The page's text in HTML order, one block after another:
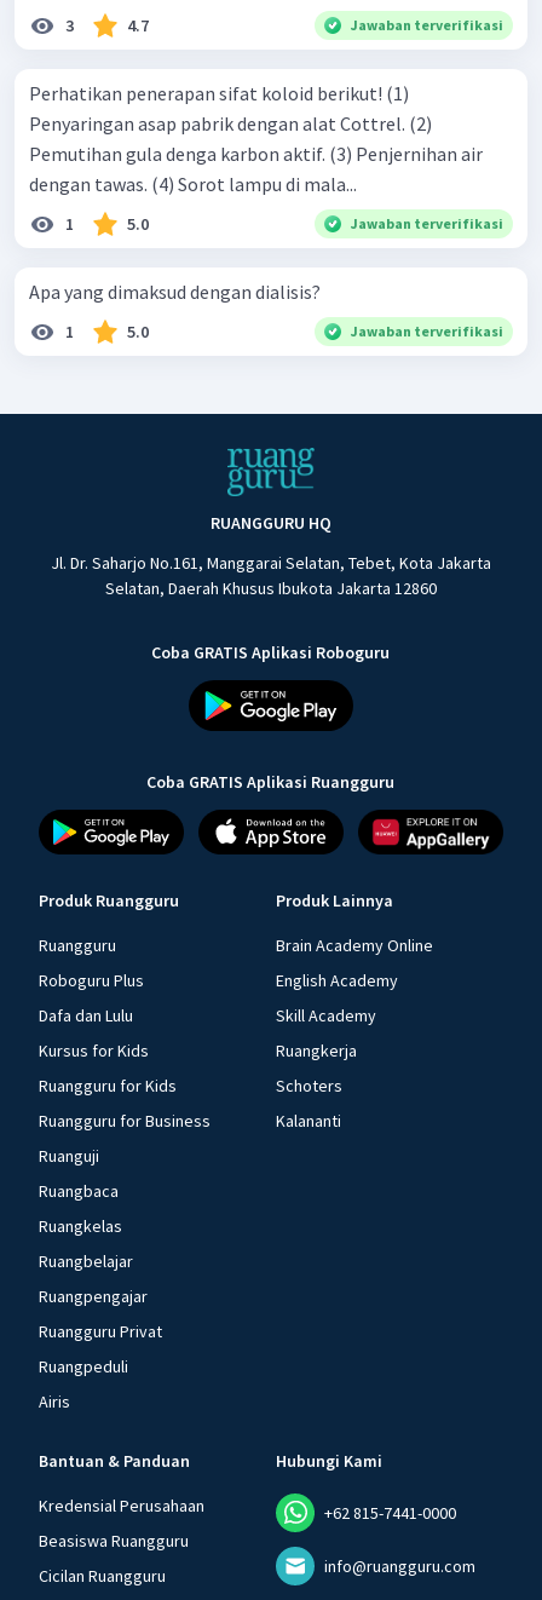
3 4.7 Jawaban terverifikasi
Perhatikan penerapan sifat koloid berikut! (1)
Penyaringan asap pabrik dengan alat Cottrel. (2)
Pemutihan gula denga karbon aktif. (3) Penjernihan air
dengan tawas. (4) Sorot lampu di mala...
1 5.0 Jawaban terverifikasi
Apa yang dimaksud dengan dialisis?
1 5.0 Jawaban terverifikasi
RUANGGURU HQ
Jl. Dr. Saharjo No.161, Manggarai Selatan, Tebet, Kota Jakarta
Selatan, Daerah Khusus Ibukota Jakarta 12860
Coba GRATIS Aplikasi Roboguru
Coba GRATIS Aplikasi Ruangguru
Produk Ruangguru
Ruangguru
Roboguru Plus
Dafa dan Lulu
Kursus for Kids
Ruangguru for Kids
Ruangguru for Business
Ruanguji
Ruangbaca
Ruangkelas
Ruangbelajar
Ruangpengajar
Ruangguru Privat
Ruangpeduli
Airis
Produk Lainnya
Brain Academy Online
English Academy
Skill Academy
Ruangkerja
Schoters
Kalananti
Bantuan & Panduan
Kredensial Perusahaan
Beasiswa Ruangguru
Cicilan Ruangguru
Hubungi Kami
+62 815-7441-0000
info@ruangguru.com